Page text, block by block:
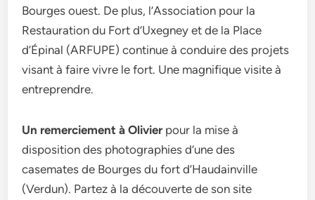
Bourges ouest. De plus, l’Association pour la
Restauration du Fort d’Uxegney et de la Place
d’Épinal (ARFUPE) continue à conduire des projets
visant à faire vivre le fort. Une magnifique visite à
entreprendre.
Un remerciement à Olivierpour la mise à
disposition des photographies d’une des
casemates de Bourges du fort d’Haudainville
(Verdun). Partez à la découverte de son site